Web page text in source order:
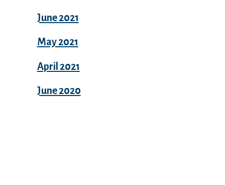
June 2021
May 2021
April 2021
June 2020